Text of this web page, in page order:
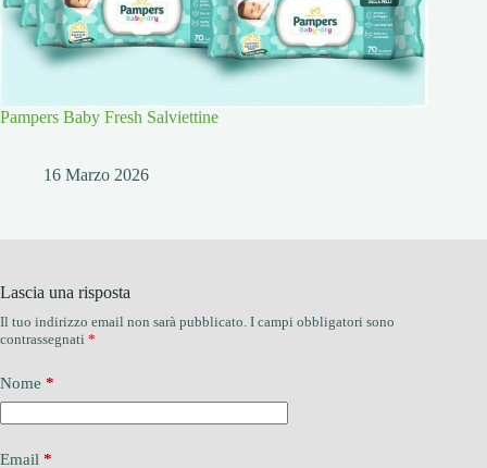
Pampers Baby Fresh Salviettine
16 Marzo 2026
Lascia una risposta
Il tuo indirizzo email non sarà pubblicato. I campi obbligatori sono
contrassegnati *
Nome *
Email *